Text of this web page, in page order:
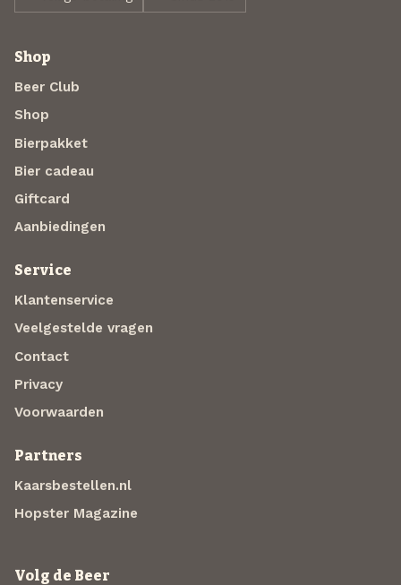
Shop
Beer Club
Shop
Bierpakket
Bier cadeau
Giftcard
Aanbiedingen
Service
Klantenservice
Veelgestelde vragen
Contact
Privacy
Voorwaarden
Partners
Kaarsbestellen.nl
Hopster Magazine
Volg de Beer